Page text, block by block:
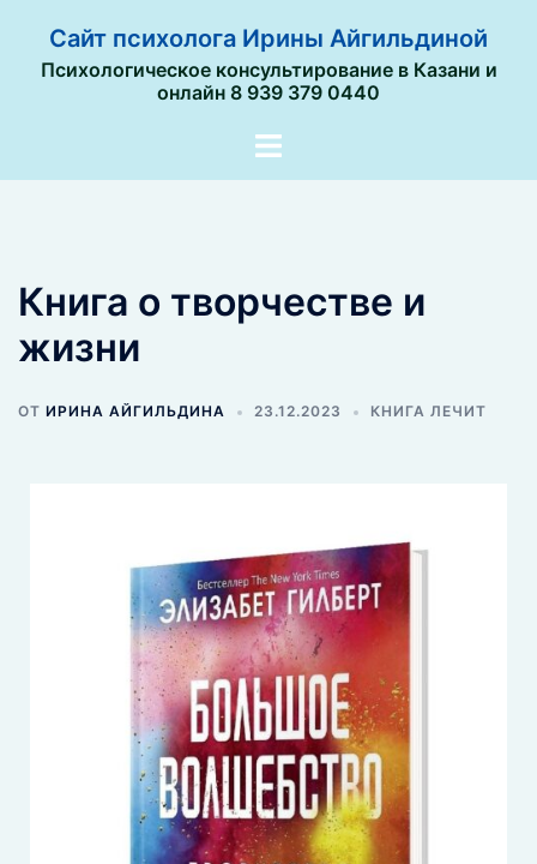
Сайт психолога Ирины Айгильдиной
Психологическое консультирование в Казани и
онлайн 8 939 379 0440
Книга о творчестве и
жизни
ОТ ИРИНА АЙГИЛЬДИНА 23.12.2023 КНИГА ЛЕЧИТ